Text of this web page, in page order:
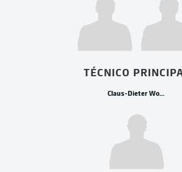
TÉCNICO
Claus-Dieter Wollitz